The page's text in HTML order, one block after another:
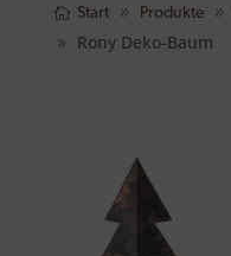
Start Produkte
Rony Deko-Baum